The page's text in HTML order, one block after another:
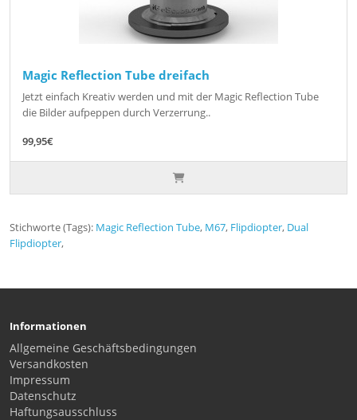
Magic Reflection Tube dreifach
Jetzt einfach Kreativ werden und mit der Magic Reflection Tube
die Bilder aufpeppen durch Verzerrung..
99,95€
Stichworte (Tags): Magic Reflection Tube, M67, Flipdiopter, Dual
Flipdiopter,
Informationen
Allgemeine Geschäftsbedingungen
Versandkosten
Impressum
Datenschutz
Haftungsausschluss